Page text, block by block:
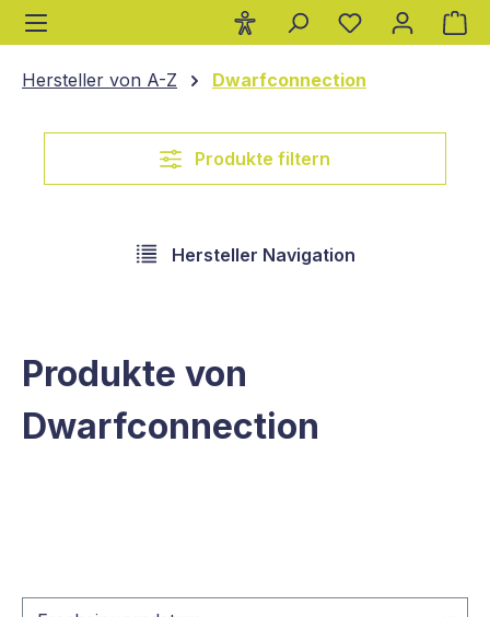
springen
Hersteller von A-Z Dwarfconnection
Produkte filtern
Hersteller Navigation
Produkte von
Dwarfconnection